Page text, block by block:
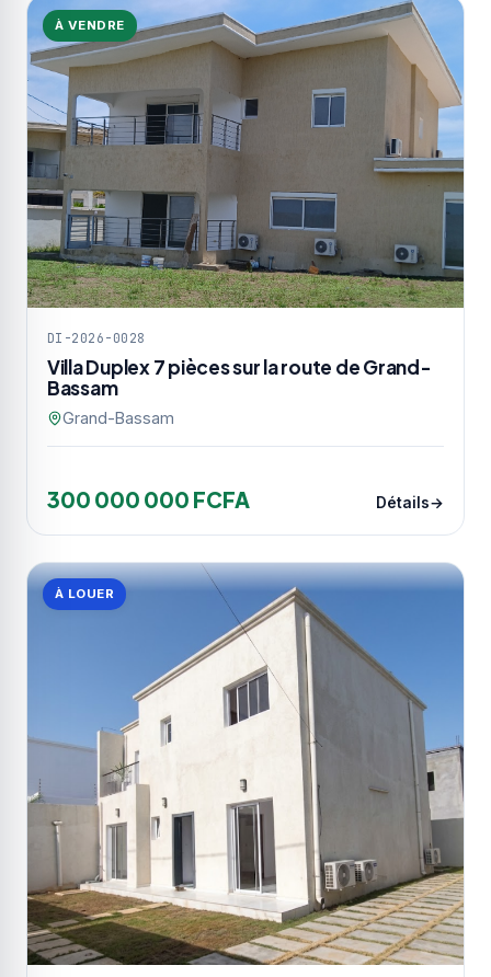
À VENDRE
DI-2026-0028
Villa Duplex 7 pièces sur la route de Grand-
Bassam
Grand-Bassam
300 000 000 FCFA Détails
À LOUER